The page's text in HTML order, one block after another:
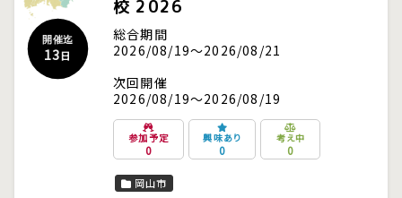
校 2026
開催迄
13日
総合期間
2026/08/19～2026/08/21
次回開催
2026/08/19～2026/08/19
参加予定
0
興味あり
0
考え中
0
岡山市